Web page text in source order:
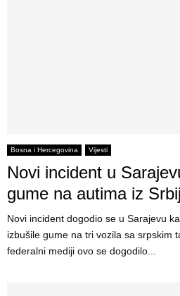
Bosna i Hercegovina Vijesti
Novi incident u
gume na autima iz
Novi incident dogodio se u Sarajevu
izbušile gume na tri vozila sa srpskim
federalni mediji ovo se dogodilo...